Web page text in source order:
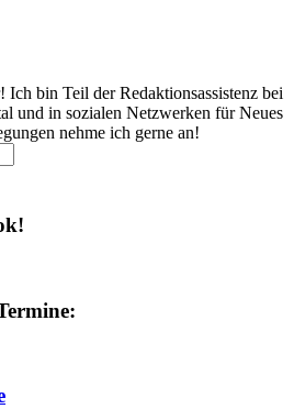
bin Teil der Redaktionsassistenz bei
und in sozialen Netzwerken für Neues
nehme ich gerne an!